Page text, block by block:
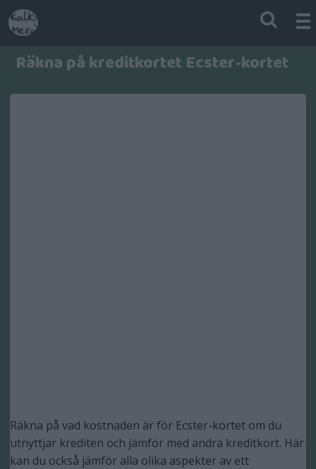
Räkna på kreditkortet Ecster-kortet
Räkna på vad kostnaden är för Ecster-kortet om du
utnyttjar krediten och jämför med andra kreditkort. Här
kan du också jämför alla olika aspekter av ett